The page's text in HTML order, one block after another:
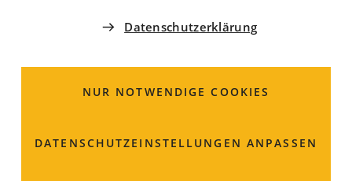
Datenschutzerklärung
NUR NOTWENDIGE COOKIES
DATENSCHUTZ­EINSTELLUNGEN ANPASSEN
Hans-JürgenIhn
Morbus Bechterew Selbsthilfegruppe Coburg